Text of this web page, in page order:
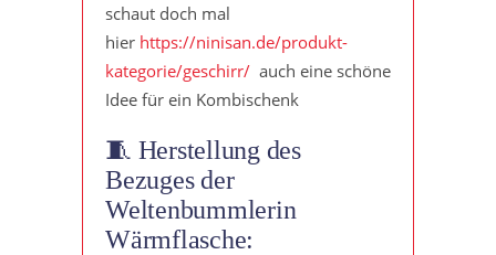
schaut doch mal
hier https://ninisan.de/produkt-
kategorie/geschirr/ auch eine schöne
Idee für ein Kombischenk
🧵 Herstellung des
Bezuges der
Weltenbummlerin
Wärmflasche: